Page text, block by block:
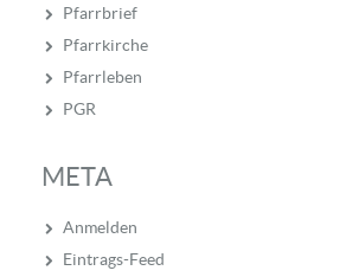
Pfarrbrief
Pfarrkirche
Pfarrleben
PGR
META
Anmelden
Eintrags-Feed